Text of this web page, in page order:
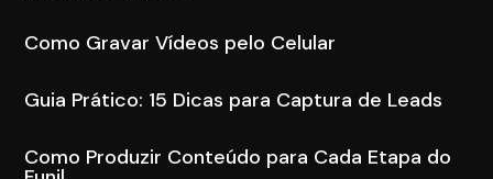
Como Gravar Vídeos pelo Celular
Guia Prático: 15 Dicas para Captura de Leads
Como Produzir Conteúdo para Cada Etapa do